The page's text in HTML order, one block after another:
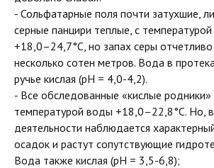
- Сольфатарные поля почти затухшие,
серные панцири теплые, с
+18,0–24,7°С, но запах серы
несколько сотен метров. Вода в
ручье кислая (pH = 4,0-4,2).
- Все обследованные «кислые
температурой воды +18,0–22,8°С. Но,
деятельности наблюдается
осадок и растут сопутствующие
Вода также кислая (pH = 3,5-6,8);